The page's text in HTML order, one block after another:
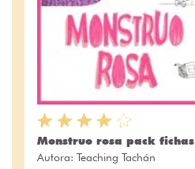
Monstruo rosa pack fichas
Autora: Teaching Tachán